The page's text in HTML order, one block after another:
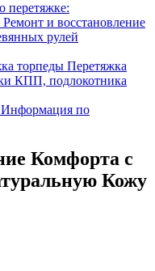
перетяжке:
Ремонт и восстановление
рулей
торпеды Перетяжка
КПП, подлокотника
Информация по
Комфорта с
Кожу